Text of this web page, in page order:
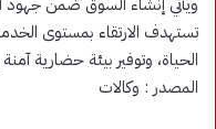
تستهدف الارتقاء بمستوى
الحياة، وتوفير بيئة حضارية
المصدر : وكالات